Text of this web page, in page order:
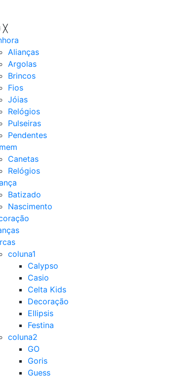
╳
Alianças
Argolas
Brincos
Fios
Jóias
Relógios
Pulseiras
Pendentes
Canetas
Relógios
Batizado
Nascimento
coluna1
Calypso
Casio
Celta Kids
Decoração
Ellipsis
Festina
coluna2
GO
Goris
Guess